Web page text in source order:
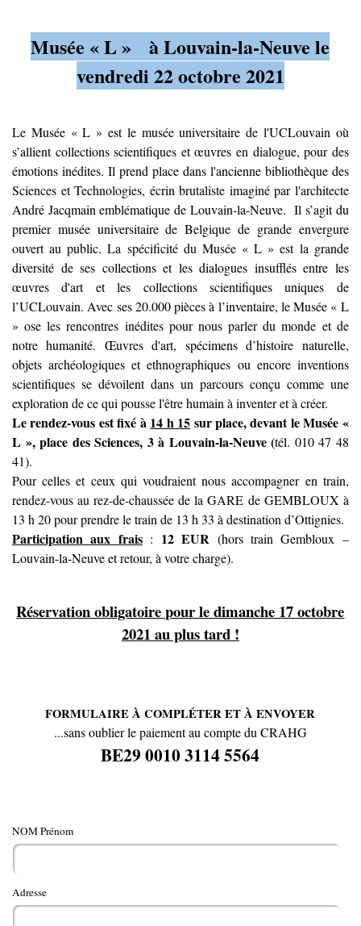
Musée « L » à Louvain-la-Neuve le
vendredi 22 octobre 2021
Le Musée « L » est le musée universitaire de l'UCLouvain où
s’allient collections scientifiques et œuvres en dialogue, pour des
émotions inédites. Il prend place dans l'ancienne bibliothèque des
Sciences et Technologies, écrin brutaliste imaginé par l'architecte
André Jacqmain emblématique de Louvain-la-Neuve. Il s’agit du
premier musée universitaire de Belgique de grande envergure
ouvert au public. La spécificité du Musée « L » est la grande
diversité de ses collections et les dialogues insufflés entre les
œuvres d'art et les collections scientifiques uniques de
l’UCLouvain. Avec ses 20.000 pièces à l’inventaire, le Musée « L
» ose les rencontres inédites pour nous parler du monde et de
notre humanité. Œuvres d'art, spécimens d’histoire naturelle,
objets archéologiques et ethnographiques ou encore inventions
scientifiques se dévoilent dans un parcours conçu comme une
exploration de ce qui pousse l'être humain à inventer et à créer.
Le rendez-vous est fixé à 14 h 15 sur place, devant le Musée «
L », place des Sciences, 3 à Louvain-la-Neuve (tél. 010 47 48
41).
Pour celles et ceux qui voudraient nous accompagner en train,
rendez-vous au rez-de-chaussée de la GARE de GEMBLOUX à
13 h 20 pour prendre le train de 13 h 33 à destination d’Ottignies.
Participation aux frais: 12 EUR (hors train Gembloux –
Louvain-la-Neuve et retour, à votre charge).
Réservation obligatoire pour le dimanche 17 octobre
2021 au plus tard !
FORMULAIRE À COMPLÉTER ET À ENVOYER
...sans oublier le paiement au compte du CRAHG
BE29 0010 3114 5564
NOM Prénom
Adresse